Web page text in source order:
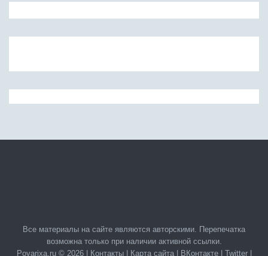
Все материалы на сайте являются авторскими. Перепечатка
возможна только при наличии активной ссылки.
Povarixa.ru © 2026 |
Контакты| Карта сайта| ВКонтакте| Twitter|